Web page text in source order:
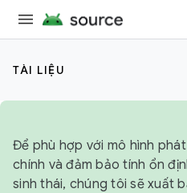
TÀI LIỆU
Để phù hợp với mô hình
chính và đảm bảo tính ổn
sinh thái, chúng tôi sẽ xuất